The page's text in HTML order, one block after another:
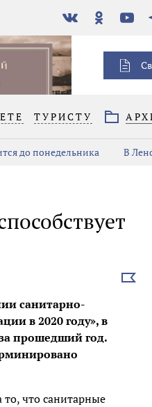
В
контакте
ТУРИСТУ
до понедельника В
санитарно-
в 2020 году», в
прошедший год.
то, что санитарные